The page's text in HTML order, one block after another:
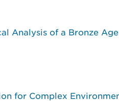
Analysis of a Bronze
for Complex